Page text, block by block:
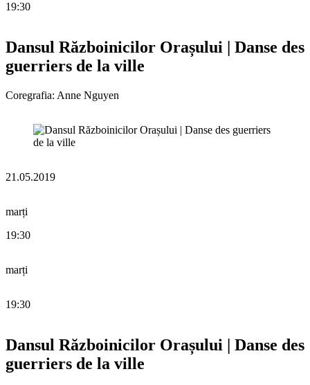
19:30
Dansul Războinicilor Orașului | Danse des
guerriers de la ville
Coregrafia: Anne Nguyen
21.05.2019
marți
19:30
marți
19:30
Dansul Războinicilor Orașului | Danse des
guerriers de la ville